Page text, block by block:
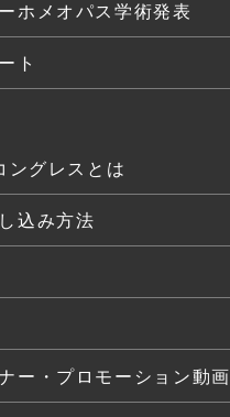
ホメオパス学術発表
ト
ングレスとは
込み方法
ー・プロモーション動画